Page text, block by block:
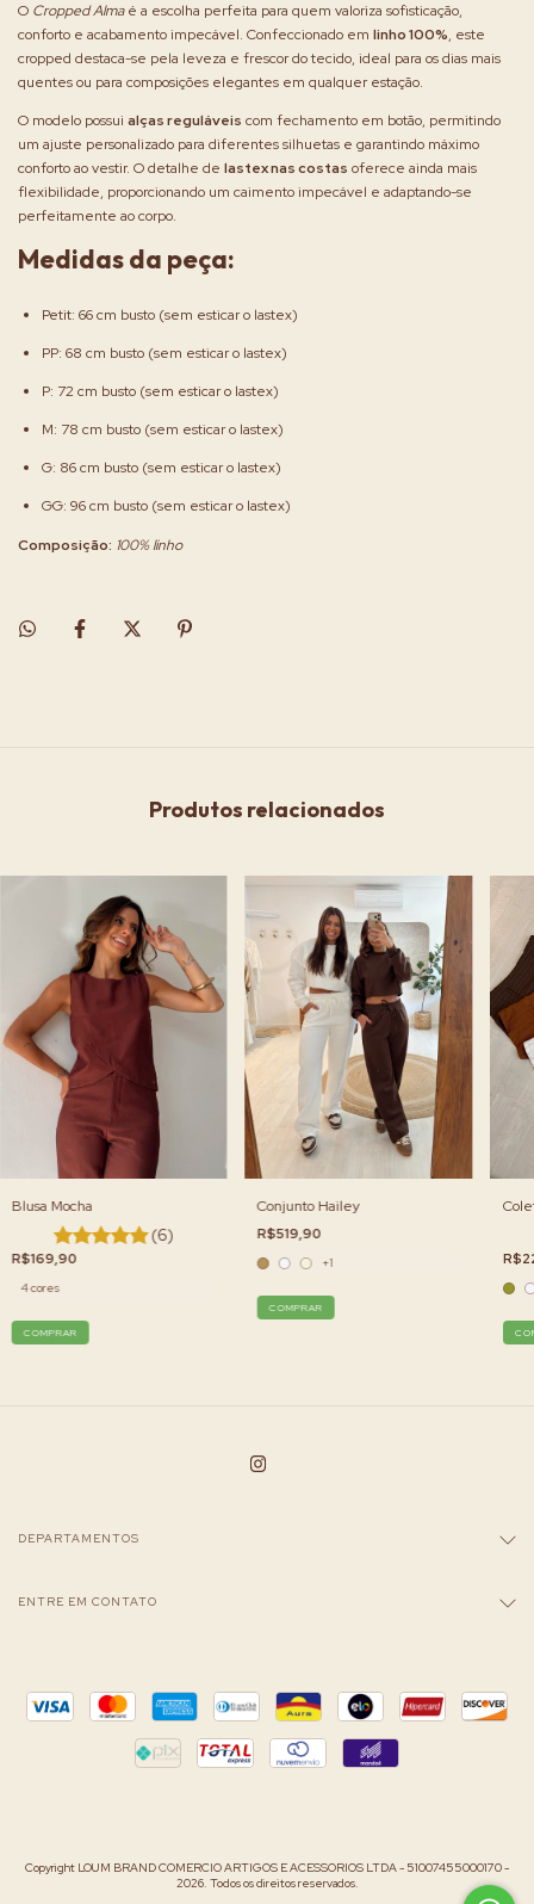
O Cropped Almaé a escolha perfeita para quem valoriza sofisticação,
conforto e acabamento impecável. Confeccionado em linho 100%, este
cropped destaca-se pela leveza e frescor do tecido, ideal para os dias mais
quentes ou para composições elegantes em qualquer estação.
O modelo possui alças reguláveis com fechamento em botão, permitindo
um ajuste personalizado para diferentes silhuetas e garantindo máximo
conforto ao vestir. O detalhe de lastex nas costas oferece ainda mais
flexibilidade, proporcionando um caimento impecável e adaptando-se
perfeitamente ao corpo.
Medidas da peça:
Petit: 66 cm busto (sem esticar o lastex)
PP: 68 cm busto (sem esticar o lastex)
P: 72 cm busto (sem esticar o lastex)
M: 78 cm busto (sem esticar o lastex)
G: 86 cm busto (sem esticar o lastex)
GG: 96 cm busto (sem esticar o lastex)
Composição: 100% linho
Produtos relacionados
Blusa Mocha
(6)
R$169,90
4 cores
COMPRAR
Conjunto Hailey
R$519,90
+1
COMPRAR
DEPARTAMENTOS
ENTRE EM CONTATO
Copyright LOUM BRAND COMERCIO ARTIGOS E ACESSORIOS LTDA - 51007455000170 -
2026. Todos os direitos reservados.